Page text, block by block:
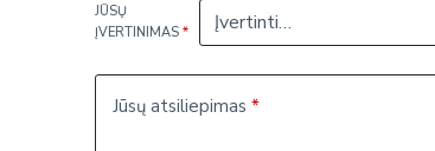
JŪSŲ
ĮVERTINIMAS*
Jūsų atsiliepimas*